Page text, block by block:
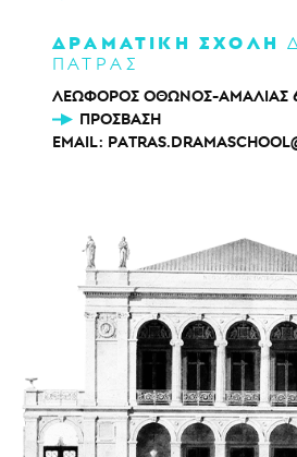
ΔΡΑΜΑΤΙΚΗ ΣΧΟΛΗ
ΠΑΤΡΑΣ
ΛΕΩΦΟΡΟΣ ΟΘΩΝΟΣ-ΑΜΑΛΙΑΣ
ΠΡΌΣΒΑΣΗ
EMAIL: